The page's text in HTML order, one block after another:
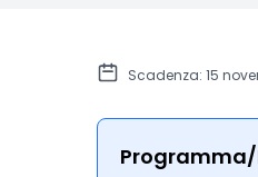
Scadenza: 15